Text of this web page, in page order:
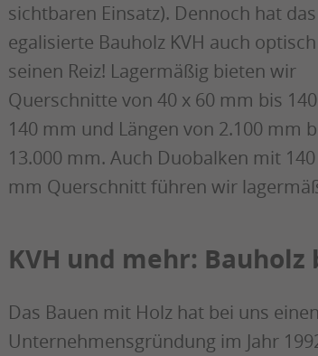
sichtbaren Einsatz). Dennoch hat das
egalisierte Bauholz KVH auch optisch
seinen Reiz! Lagermäßig bieten wir
Querschnitte von 40 x 60 mm bis
140 mm und Längen von 2.100 mm
13.000 mm. Auch Duobalken mit 140
mm Querschnitt führen wir
KVH und mehr: Bauholz
Das Bauen mit Holz hat bei uns
Unternehmensgründung im Jahr